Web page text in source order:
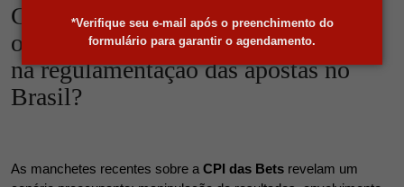
*Verifique seu e-mail após o preenchimento do
formulário para garantir o agendamento.
CPI das Bets e a ponta do iceberg:
onde está a segurança da informação
na regulamentação das apostas no
Brasil?
As manchetes recentes sobre a CPI das Bets revelam um